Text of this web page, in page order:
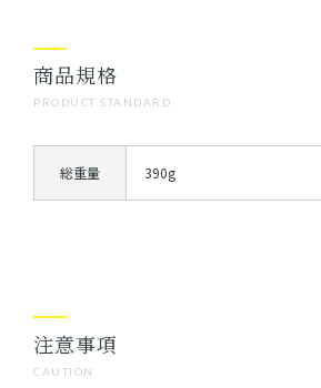
PRODUCT STANDARD
商品規格
総重量 390g
CAUTION
注意事項